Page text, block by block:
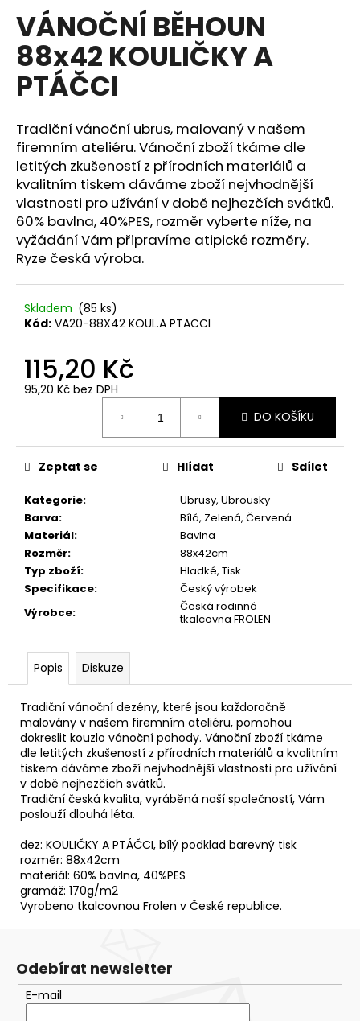
produktu
je
0,0
z
5
hvězdiček.
VÁNOČNÍ BĚHOUN
88x42 KOULIČKY A
PTÁČCI
Tradiční vánoční ubrus, malovaný v našem
firemním ateliéru. Vánoční zboží tkáme dle
letitých zkušeností z přírodních materiálů a
kvalitním tiskem dáváme zboží nejvhodnější
vlastnosti pro užívání v době nejhezčích svátků.
60% bavlna, 40%PES, rozměr vyberte níže, na
vyžádání Vám připravíme atipické rozměry.
Ryze česká výroba.
Skladem (85 ks)
Kód: VA20-88X42 KOUL.A PTACCI
115,20 Kč
95,20 Kč bez DPH
DO KOŠÍKU
Kategorie:
Ubrusy, Ubrousky
Barva:
Bílá, Zelená, Červená
Materiál:
Bavlna
Rozměr:
88x42cm
Typ zboží:
Hladké, Tisk
Specifikace:
Český výrobek
Výrobce:
Česká rodinná
tkalcovna FROLEN
Zeptat se Hlídat Sdílet
Popis Diskuze
Tradiční vánoční dezény, které jsou každoročně
malovány v našem firemním ateliéru, pomohou
dokreslit kouzlo vánoční pohody. Vánoční zboží tkáme
dle letitých zkušeností z přírodních materiálů a kvalitním
tiskem dáváme zboží nejvhodnější vlastnosti pro užívání
v době nejhezčích svátků.
Tradiční česká kvalita, vyráběná naší společností, Vám
poslouží dlouhá léta.
dez: KOULIČKY A PTÁČCI, bílý podklad barevný tisk
rozměr: 88x42cm
materiál: 60% bavlna, 40%PES
gramáž: 170g/m2
Vyrobeno tkalcovnou Frolen v České republice.
a
j
í
t
?
HLEDAT
D
p
o
u
č
u
e
RUČNÍK
MEDVÍDEK
TYRKYS
28,5X50
66,10
Kč
Odebírat newsletter
E-mail